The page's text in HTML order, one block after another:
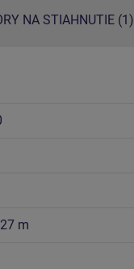
NA STIAHNUTIE (1)
m